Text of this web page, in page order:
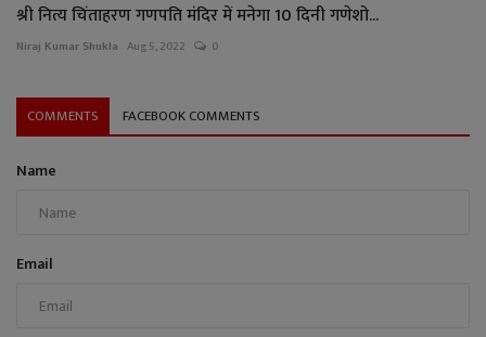
श्री नित्य चिंताहरण गणपति मंदिर में मनेगा 10 दिनी गणेशो...
Niraj Kumar Shukla Aug 5, 2022 0
COMMENTS FACEBOOK COMMENTS
Name
Email